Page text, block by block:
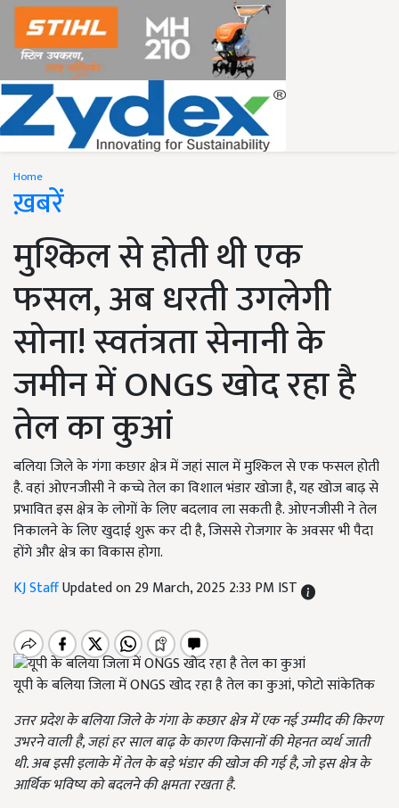
Home
ख़बरें
मुश्किल से होती थी एक
फसल, अब धरती उगलेगी
सोना! स्वतंत्रता सेनानी के
जमीन में ONGS खोद रहा है
तेल का कुआं
बलिया जिले के गंगा कछार क्षेत्र में जहां साल में मुश्किल से एक फसल होती
है. वहां ओएनजीसी ने कच्चे तेल का विशाल भंडार खोजा है, यह खोज बाढ़ से
प्रभावित इस क्षेत्र के लोगों के लिए बदलाव ला सकती है. ओएनजीसी ने तेल
निकालने के लिए खुदाई शुरू कर दी है, जिससे रोजगार के अवसर भी पैदा
होंगे और क्षेत्र का विकास होगा.
KJ StaffUpdated on 29 March, 2025 2:33 PM IST
यूपी के बलिया जिला में ONGS खोद रहा है तेल का कुआं, फोटो सांकेतिक
उत्तर प्रदेश के बलिया जिले के गंगा के कछार क्षेत्र में एक नई उम्मीद की किरण
उभरने वाली है, जहां हर साल बाढ़ के कारण किसानों की मेहनत व्यर्थ जाती
थी. अब इसी इलाके में तेल के बड़े भंडार की खोज की गई है, जो इस क्षेत्र के
आर्थिक भविष्य को बदलने की क्षमता रखता है.